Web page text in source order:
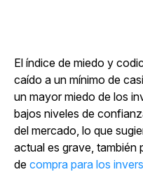
El índice de miedo y
caído a un mínimo de
un mayor miedo de los
bajos niveles de
del mercado, lo que
actual es grave, también
de compra para los